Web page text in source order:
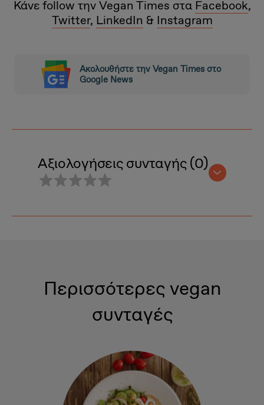
Κάνε follow την Vegan Times στα Facebook,
Twitter, LinkedIn & Instagram
Ακολουθήστε την Vegan Times στο
Google News
Αξιολογήσεις συνταγής (0)
Περισσότερες vegan
συνταγές